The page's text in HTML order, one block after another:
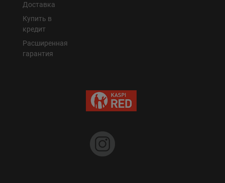
Доставка
Купить в
кредит
Расширенная
гарантия